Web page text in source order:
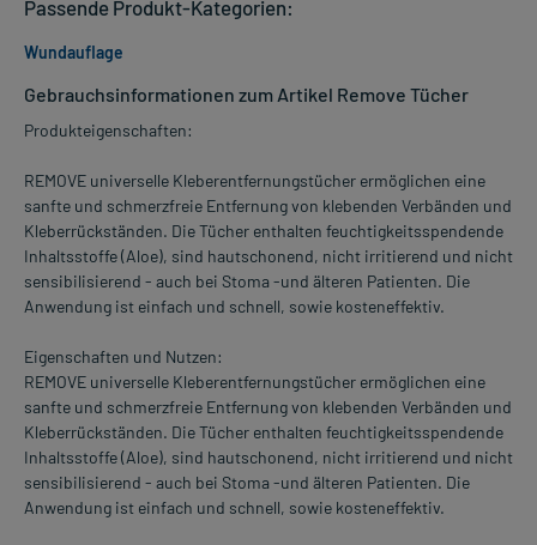
Gebrauchsinformationen zum Artikel Remove Tücher
Produkteigenschaften:
REMOVE universelle Kleberentfernungstücher ermöglichen eine
sanfte und schmerzfreie Entfernung von klebenden Verbänden und
Kleberrückständen. Die Tücher enthalten feuchtigkeitsspendende
Inhaltsstoffe (Aloe), sind hautschonend, nicht irritierend und nicht
sensibilisierend - auch bei Stoma -und älteren Patienten. Die
Anwendung ist einfach und schnell, sowie kosteneffektiv.
Eigenschaften und Nutzen:
REMOVE universelle Kleberentfernungstücher ermöglichen eine
sanfte und schmerzfreie Entfernung von klebenden Verbänden und
Kleberrückständen. Die Tücher enthalten feuchtigkeitsspendende
Inhaltsstoffe (Aloe), sind hautschonend, nicht irritierend und nicht
sensibilisierend - auch bei Stoma -und älteren Patienten. Die
Anwendung ist einfach und schnell, sowie kosteneffektiv.
Passende Produkt-Kategorien:
Wundauflage